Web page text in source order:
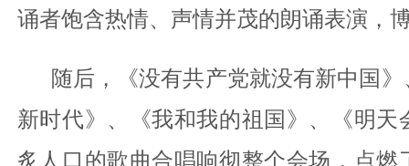
诵者饱含热情、声情并茂的朗诵表演，
随后，《没有共产党就没有新中国》
新时代》、《我和我的祖国》、《明
炙人口的歌曲合唱响彻整个会场，点